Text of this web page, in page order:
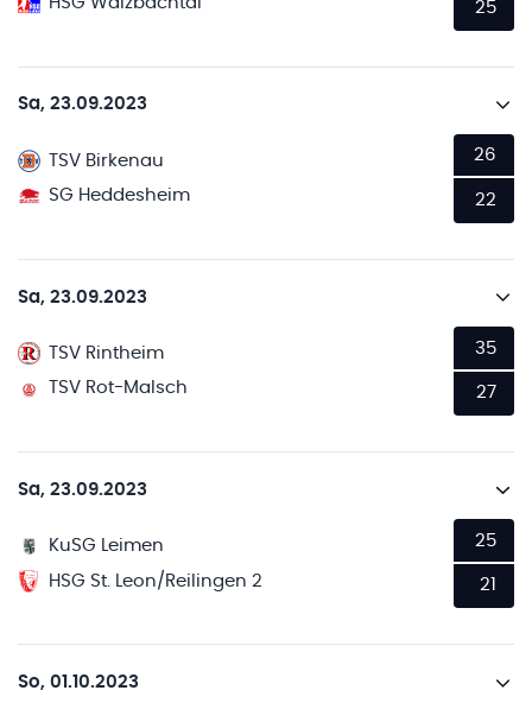
25
Sa, 23.09.2023
TSV Birkenau
SG Heddesheim
26
22
Sa, 23.09.2023
TSV Rintheim
TSV Rot-Malsch
35
27
Sa, 23.09.2023
KuSG Leimen
HSG St. Leon/Reilingen 2
25
21
So, 01.10.2023